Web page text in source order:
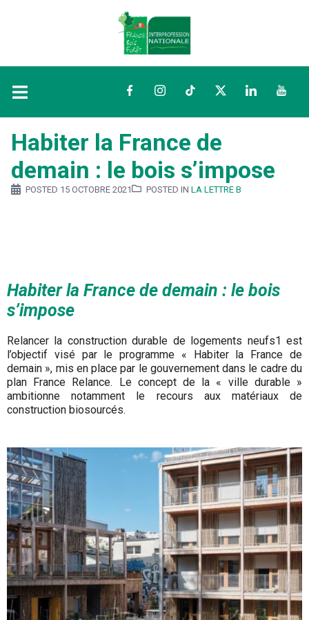
FacebookInstagramTikTokTwitterLinkedIn
Habiter la France de
demain : le bois s’impose
POSTED 15 OCTOBRE 2021 POSTED IN LA LETTRE B
Habiter la France de demain : le bois
s’impose
Relancer la construction durable de logements neufs1 est
l’objectif visé par le programme « Habiter la France de
demain », mis en place par le gouvernement dans le cadre du
plan France Relance. Le concept de la « ville durable »
ambitionne notamment le recours aux matériaux de
construction biosourcés.